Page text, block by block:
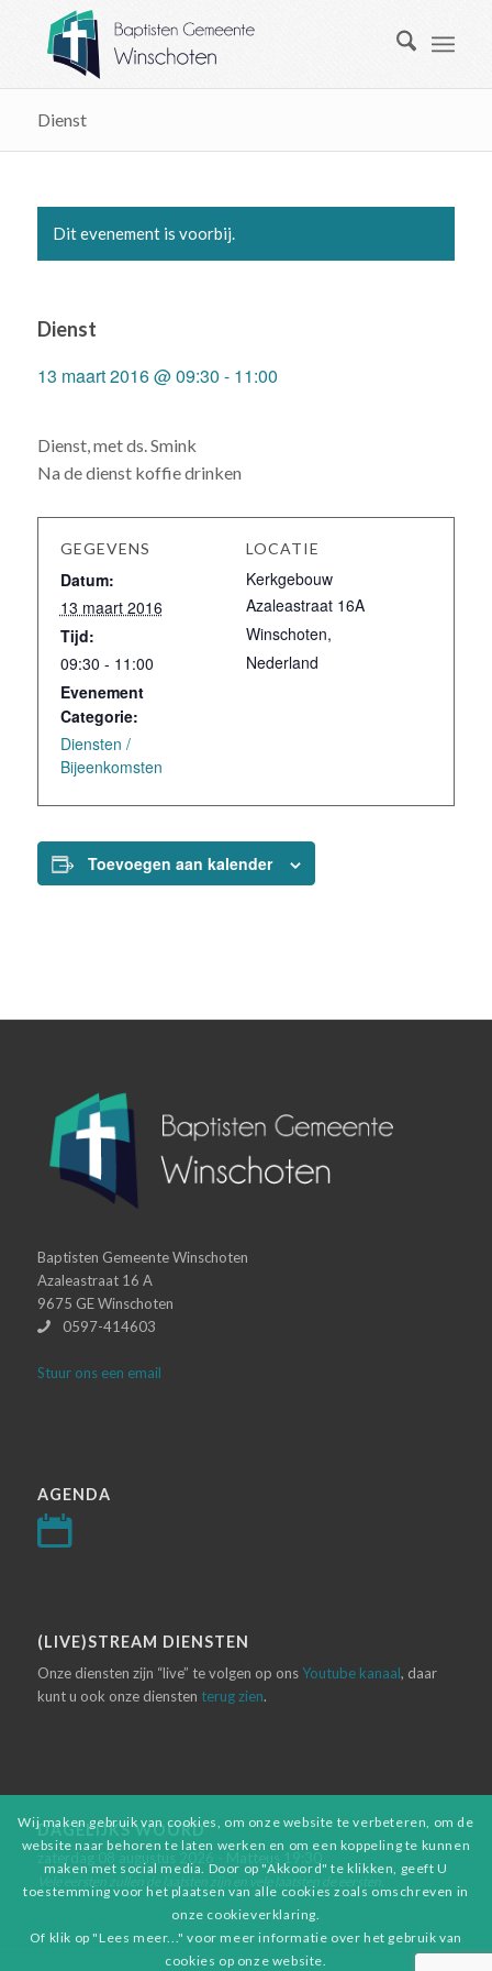
Dienst
Dit evenement is voorbij.
Dienst
13 maart 2016 @ 09:30 - 11:00
Dienst, met ds. Smink
Na de dienst koffie drinken
GEGEVENS
Datum:
13 maart 2016
Tijd:
09:30 - 11:00
Evenement
Categorie:
Diensten /
Bijeenkomsten
LOCATIE
Kerkgebouw
Azaleastraat 16A
Winschoten,
Nederland
Toevoegen aan kalender
Baptisten Gemeente Winschoten
Azaleastraat 16 A
9675 GE Winschoten
0597-414603
Stuur ons een email
AGENDA
(LIVE)STREAM DIENSTEN
Onze diensten zijn “live” te volgen op onsYoutube kanaal, daar
kunt u ook onze diensten terug zien.
DAGELIJKS WOORD
Wij maken gebruik van cookies, om onze website te verbeteren, om de
website naar behoren te laten werken en om een koppeling te kunnen
maken met social media. Door op "Akkoord" te klikken, geeft U
toestemming voor het plaatsen van alle cookies zoals omschreven in
onze cookieverklaring.
Of klik op "Lees meer..." voor meer informatie over het gebruik van
cookies op onze website.